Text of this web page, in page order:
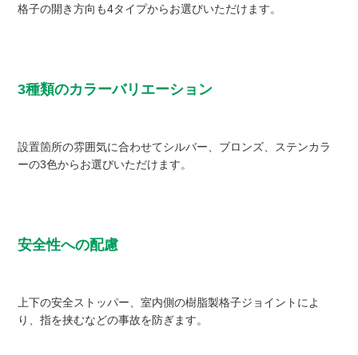
格子の開き方向も4タイプからお選びいただけます。
3種類のカラーバリエーション
設置箇所の雰囲気に合わせてシルバー、ブロンズ、ステンカラ
ーの3色からお選びいただけます。
安全性への配慮
上下の安全ストッパー、室内側の樹脂製格子ジョイントによ
り、指を挟むなどの事故を防ぎます。